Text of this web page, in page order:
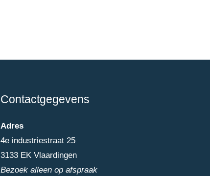
Contactgegevens
Adres
4e industriestraat 25
3133 EK Vlaardingen
Bezoek alleen op afspraak